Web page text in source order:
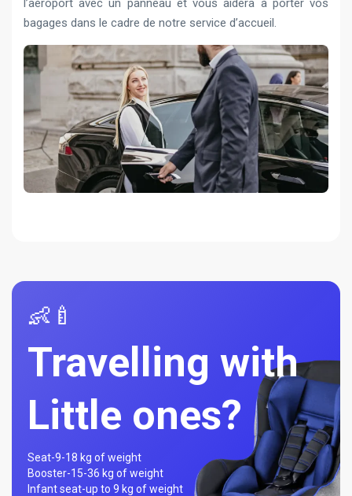
l’aéroport avec un panneau et vous aidera à porter vos
bagages dans le cadre de notre service d’accueil.
👶🍼
Travelling with
Little ones?
Seat-9-18 kg of weight
Booster-15-36 kg of weight
Infant seat-up to 9 kg of weight